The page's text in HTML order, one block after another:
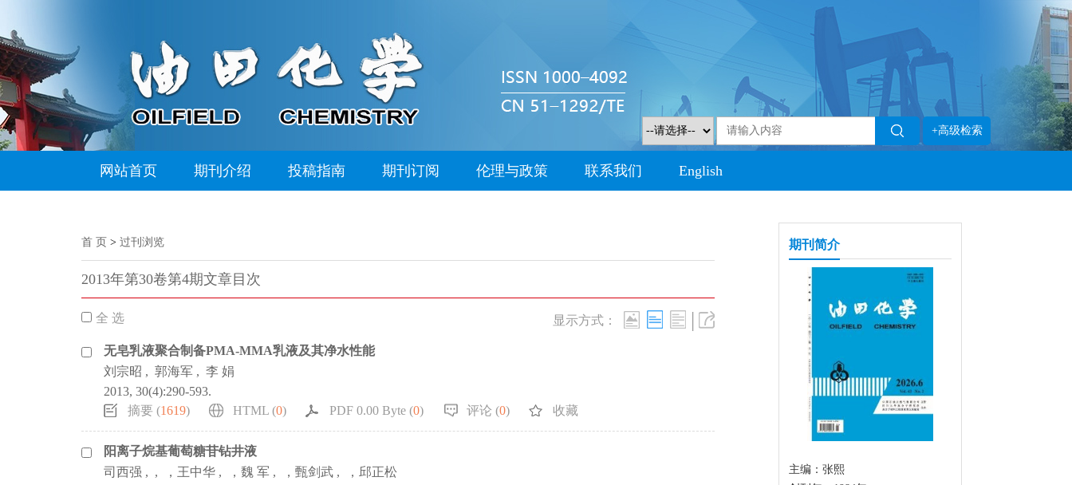
+高级检索
网站首页 期刊介绍 投稿指南 期刊订阅 伦理与政策 联系我们 English
首 页 > 过刊浏览
2013年第30卷第4期文章目次
全 选 显示方式： |
无皂乳液聚合制备PMA-MMA乳液及其净水性能
刘宗昭 , 郭海军 , 李 娟
2013, 30(4):290-593.
摘要 (1619) HTML (0) PDF 0.00 Byte (0) 评论 (0) 收藏
阳离子烷基葡萄糖苷钻井液
司西强 , , ，王中华 , ，魏 军 , ，甄剑武 , ，邱正松
期刊简介
主编：张熙